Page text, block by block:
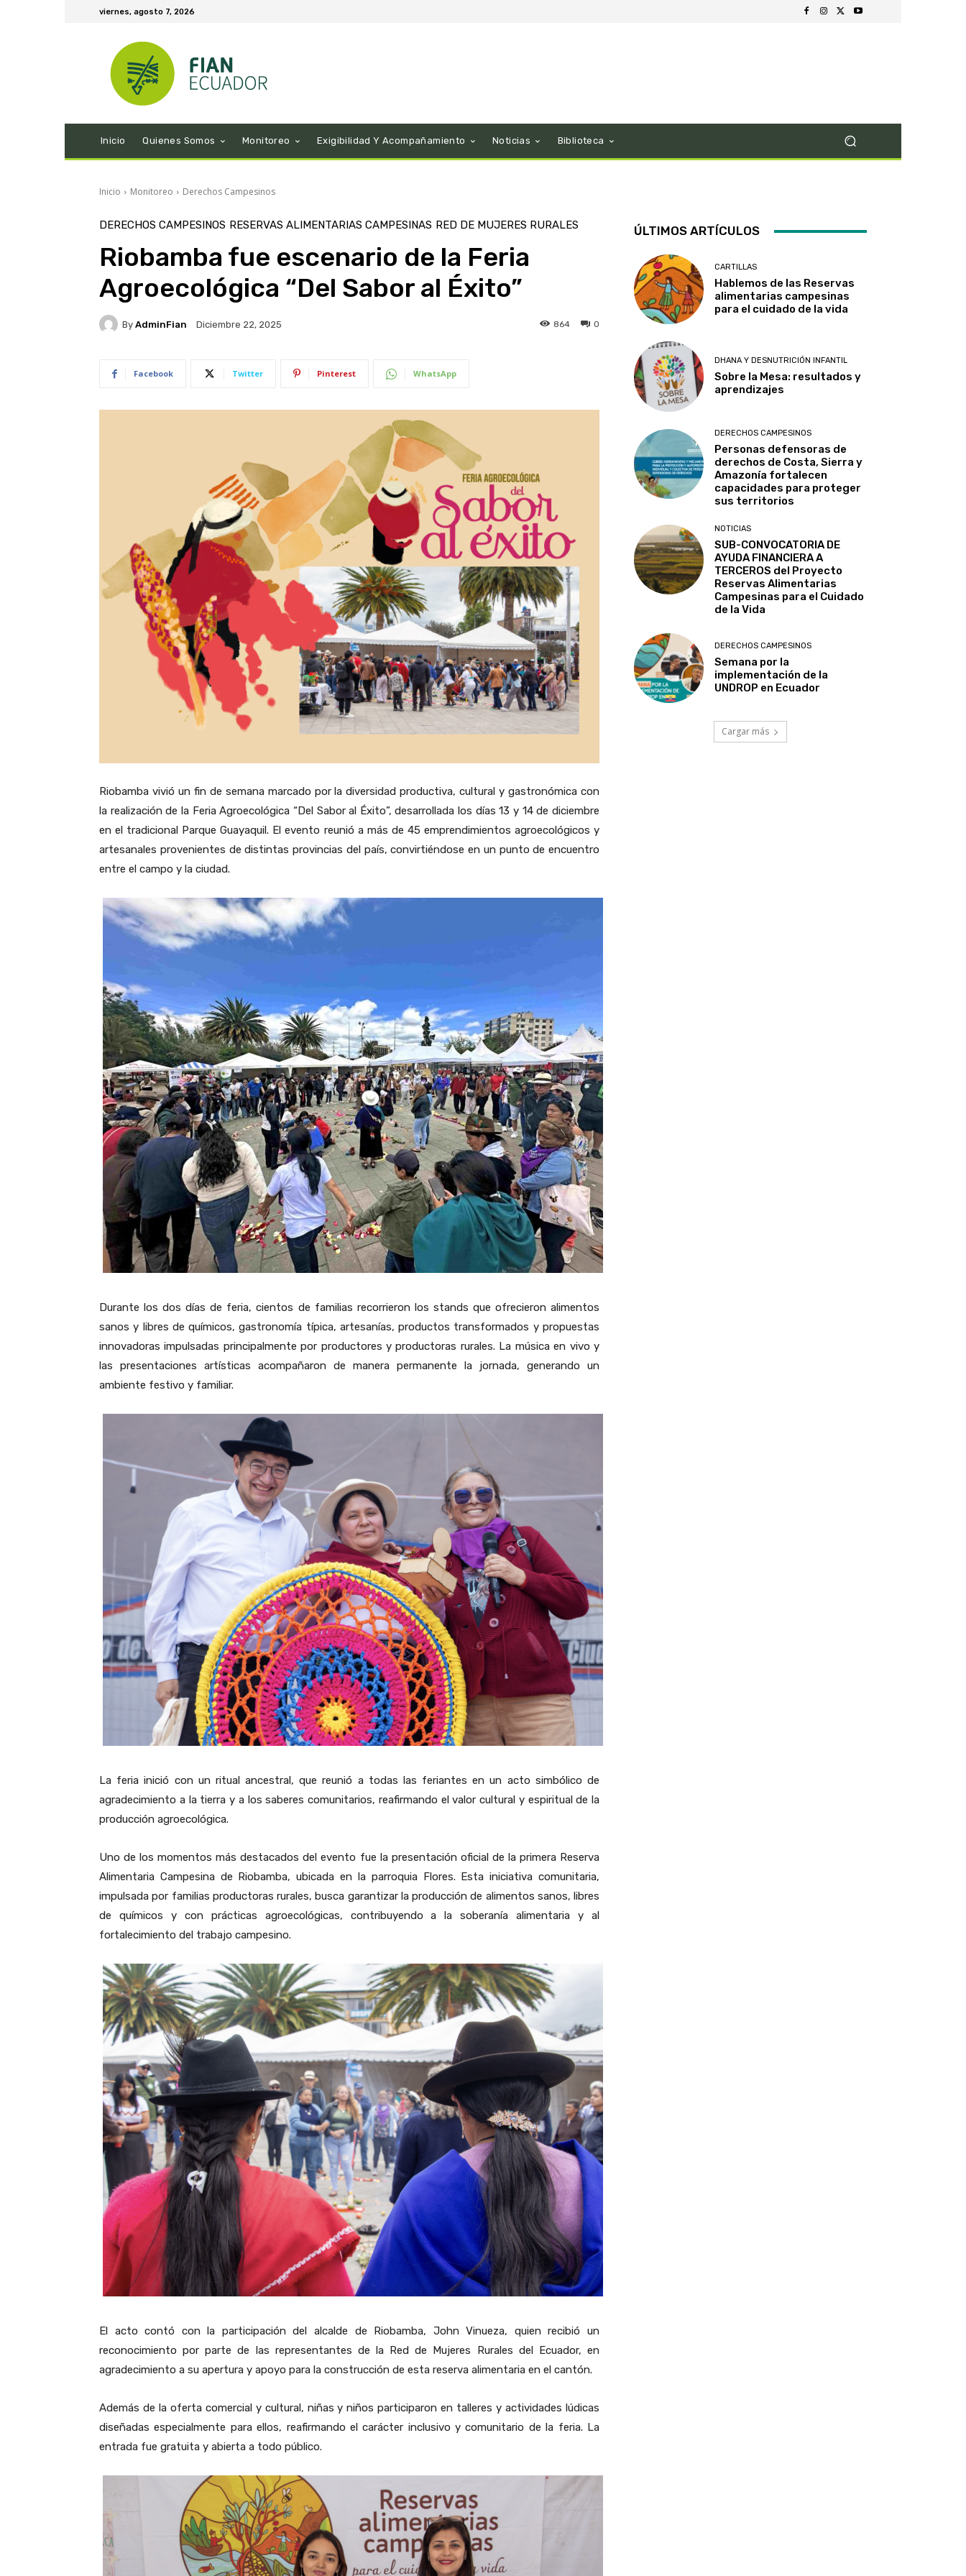
viernes, agosto 7, 2026
Inicio Quienes Somos Monitoreo Exigibilidad Y Acompañamiento Noticias Biblioteca
Inicio Monitoreo Derechos Campesinos
DERECHOS CAMPESINOS RESERVAS ALIMENTARIAS CAMPESINAS RED DE MUJERES RURALES
Riobamba fue escenario de la Feria
Agroecológica “Del Sabor al Éxito”
By AdminFian Diciembre 22, 2025 0
864
Facebook Twitter Pinterest WhatsApp
Riobamba vivió un fin de semana marcado por la diversidad productiva, cultural y gastronómica con
la realización de la Feria Agroecológica “Del Sabor al Éxito”, desarrollada los días 13 y 14 de diciembre
en el tradicional Parque Guayaquil. El evento reunió a más de 45 emprendimientos agroecológicos y
artesanales provenientes de distintas provincias del país, convirtiéndose en un punto de encuentro
entre el campo y la ciudad.
Durante los dos días de feria, cientos de familias recorrieron los stands que ofrecieron alimentos
sanos y libres de químicos, gastronomía típica, artesanías, productos transformados y propuestas
innovadoras impulsadas principalmente por productores y productoras rurales. La música en vivo y
las presentaciones artísticas acompañaron de manera permanente la jornada, generando un
ambiente festivo y familiar.
La feria inició con un ritual ancestral, que reunió a todas las feriantes en un acto simbólico de
agradecimiento a la tierra y a los saberes comunitarios, reafirmando el valor cultural y espiritual de la
producción agroecológica.
Uno de los momentos más destacados del evento fue la presentación oficial de la primera Reserva
Alimentaria Campesina de Riobamba, ubicada en la parroquia Flores. Esta iniciativa comunitaria,
impulsada por familias productoras rurales, busca garantizar la producción de alimentos sanos, libres
de químicos y con prácticas agroecológicas, contribuyendo a la soberanía alimentaria y al
fortalecimiento del trabajo campesino.
El acto contó con la participación del alcalde de Riobamba, John Vinueza, quien recibió un
reconocimiento por parte de las representantes de la Red de Mujeres Rurales del Ecuador, en
agradecimiento a su apertura y apoyo para la construcción de esta reserva alimentaria en el cantón.
Además de la oferta comercial y cultural, niñas y niños participaron en talleres y actividades lúdicas
diseñadas especialmente para ellos, reafirmando el carácter inclusivo y comunitario de la feria. La
entrada fue gratuita y abierta a todo público.
ÚLTIMOS ARTÍCULOS
CARTILLAS
Hablemos de las Reservas
alimentarias campesinas
para el cuidado de la vida
DHANA Y DESNUTRICIÓN INFANTIL
Sobre la Mesa: resultados y
aprendizajes
DERECHOS CAMPESINOS
Personas defensoras de
derechos de Costa, Sierra y
Amazonía fortalecen
capacidades para proteger
sus territorios
NOTICIAS
SUB-CONVOCATORIA DE
AYUDA FINANCIERA A
TERCEROS del Proyecto
Reservas Alimentarias
Campesinas para el Cuidado
de la Vida
DERECHOS CAMPESINOS
Semana por la
implementación de la
UNDROP en Ecuador
Cargar más